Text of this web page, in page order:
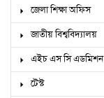
জেলা শিক্ষা অফিস
জাতীয় বিশ্ববিদ্যালয়
এইচ এস সি এডমিশন
টেস্ট